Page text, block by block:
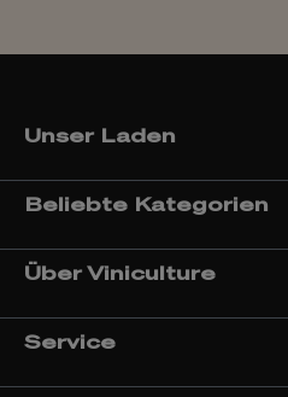
Unser Laden
Beliebte Kategorien
Über Viniculture
Service